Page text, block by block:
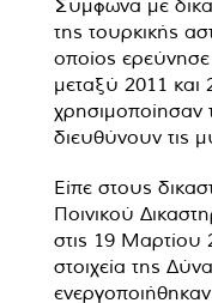
Σύμφωνα με
της τουρκικής
οποίος
μεταξύ 2011 και
χρησιμοποίησαν
διευθύνουν τις
Είπε στους
Ποινικού
στις 19 Μαρτίου
στοιχεία της